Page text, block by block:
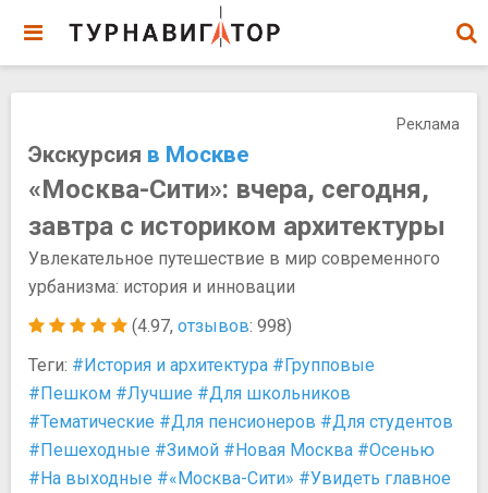
Реклама
Экскурсия в Москве
«Москва-Сити»: вчера, сегодня,
завтра с историком архитектуры
Увлекательное путешествие в мир современного
урбанизма: история и инновации
(4.97, отзывов: 998)
Теги: #История и архитектура #Групповые
#Пешком #Лучшие #Для школьников
#Тематические #Для пенсионеров #Для студентов
#Пешеходные #Зимой #Новая Москва #Осенью
#На выходные #«Москва-Сити» #Увидеть главное